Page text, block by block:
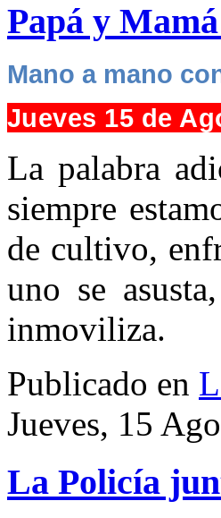
Papá y
Mano a mano
Jueves 15 de
La palabra
siempre
de cultivo,
uno se
inmoviliza.
Publicado en
Jueves, 15
La Policía